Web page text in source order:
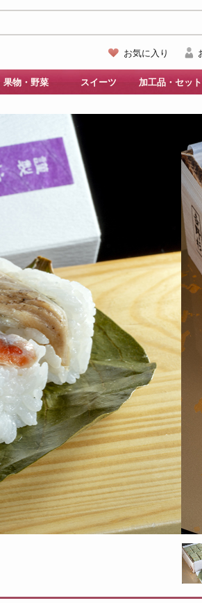
お気に入り
果物・野菜 スイーツ 加工品・セット